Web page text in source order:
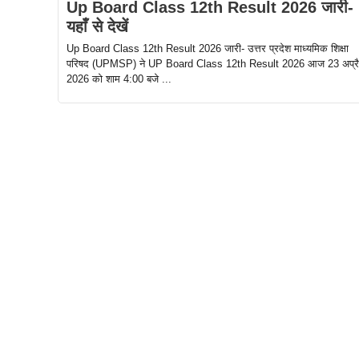
Up Board Class 12th Result 2026 जारी-
यहाँ से देखें
Up Board Class 12th Result 2026 जारी- उत्तर प्रदेश माध्यमिक शिक्षा
परिषद (UPMSP) ने UP Board Class 12th Result 2026 आज 23
2026 को शाम 4:00 बजे ...